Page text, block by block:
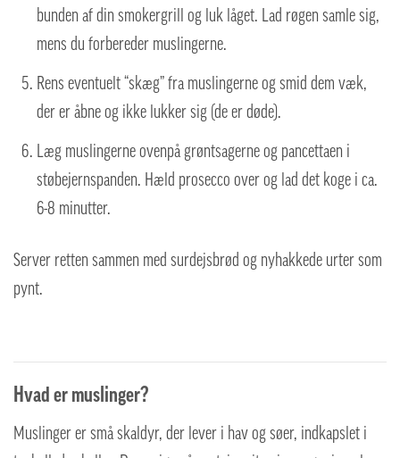
bunden af din smokergrill og luk låget. Lad røgen samle sig,
mens du forbereder muslingerne.
Rens eventuelt “skæg” fra muslingerne og smid dem væk,
der er åbne og ikke lukker sig (de er døde).
Læg muslingerne ovenpå grøntsagerne og pancettaen i
støbejernspanden. Hæld prosecco over og lad det koge i ca.
6-8 minutter.
Server retten sammen med surdejsbrød og nyhakkede urter som
pynt.
Hvad er muslinger?
Muslinger er små skaldyr, der lever i hav og søer, indkapslet i